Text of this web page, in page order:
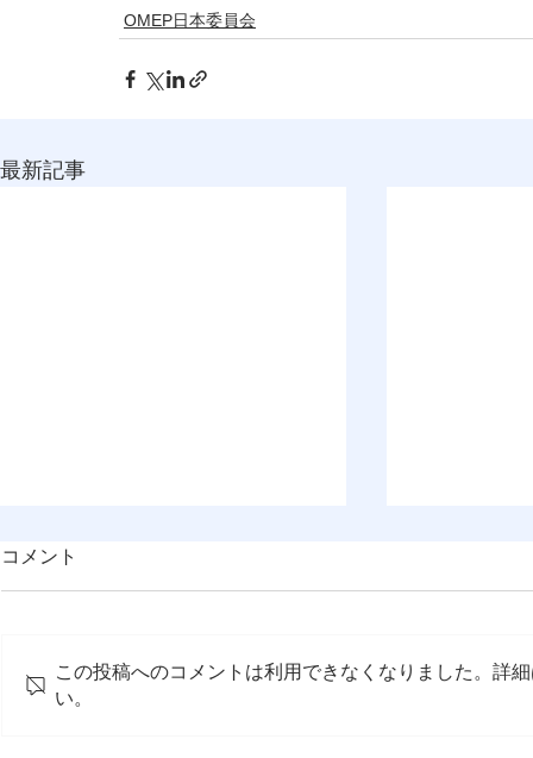
OMEP日本委員会
最新記事
コメント
この投稿へのコメントは利用できなくなりました。詳
い。